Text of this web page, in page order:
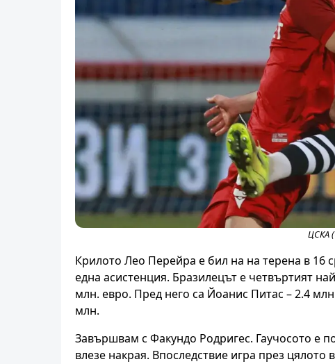
ЦСКА
Крилото Лео Перейра е бил на на терена в 16
една асистенция. Бразилецът е четвъртият
млн. евро. Пред него са Йоанис Питас – 2.4
млн.
Завършвам с Факундо Родригес. Гаучосото е
влезе накрая. Впоследствие игра през